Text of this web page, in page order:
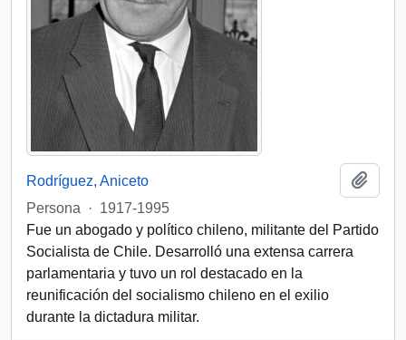
Rodríguez, Aniceto
Persona
· 1917-1995
Fue un abogado y político chileno, militante del Partido
Socialista de Chile. Desarrolló una extensa carrera
parlamentaria y tuvo un rol destacado en la
reunificación del socialismo chileno en el exilio
durante la dictadura militar.